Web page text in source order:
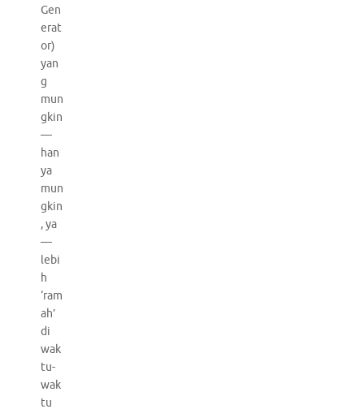
Gen
erat
or)
yan
g
mun
gkin
—
han
ya
mun
gkin
, ya
—
lebi
h
‘ram
ah’
di
wak
tu-
wak
tu